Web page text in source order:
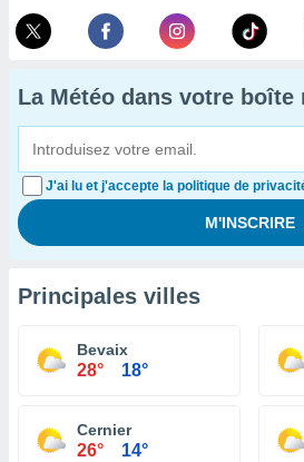
La Météo dans votre boîte
J'ai lu et j'accepte la politique de
Principales villes
Bevaix
28° 18°
Cernier
26° 14°